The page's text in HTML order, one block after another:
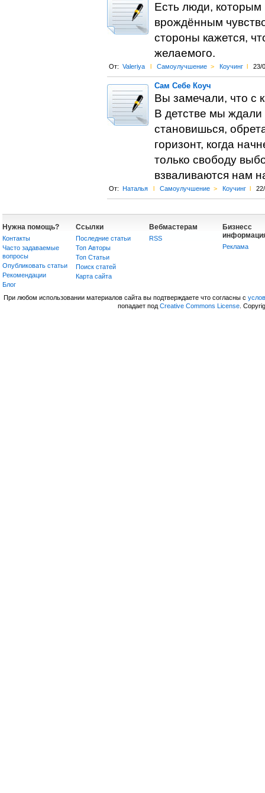
Есть люди, которым
врождённым
стороны кажется,
желаемого.
От: Valeriya l Самоулучшение > Коучинг l 23/
Сам Себе Коуч
Вы замечали, что с
В детстве мы ждали
становишься,
горизонт, когда
только свободу
взваливаются нам
От: Наталья l Самоулучшение > Коучинг l
Нужна помощь?
Контакты
Часто задаваемые
вопросы
Опубликовать статьи
Рекомендации
Блог
Ссылки
Последние статьи
Топ Авторы
Топ Статьи
Поиск статей
Карта сайта
Вебмастерам
RSS
Бизнесс
Реклама
При любом использовании материалов сайта вы подтверждаете что согласны с
попадает под Creative Commons License.